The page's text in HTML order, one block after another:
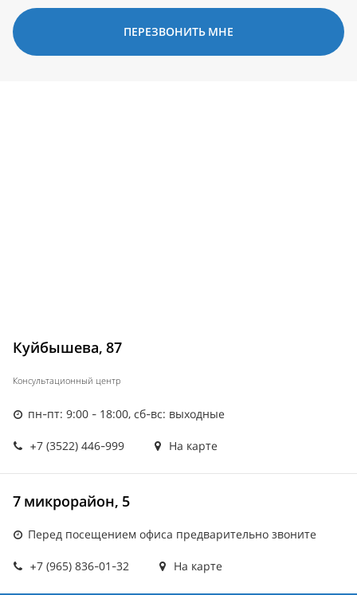
ПЕРЕЗВОНИТЬ МНЕ
Куйбышева, 87
Консультационный центр
пн-пт: 9:00 - 18:00, сб-вс: выходные
+7 (3522) 446-999 На карте
7 микрорайон, 5
Перед посещением офиса предварительно звоните
+7 (965) 836-01-32 На карте